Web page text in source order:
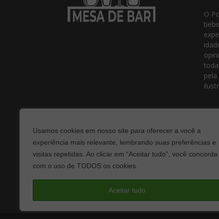
Usamos cookies em nosso site para oferecer a você a
experiência mais relevante, lembrando suas preferências e
visitas repetidas. Ao clicar em “Aceitar tudo”, você concorda
com o uso de TODOS os cookies.
Aceitar tudo
O